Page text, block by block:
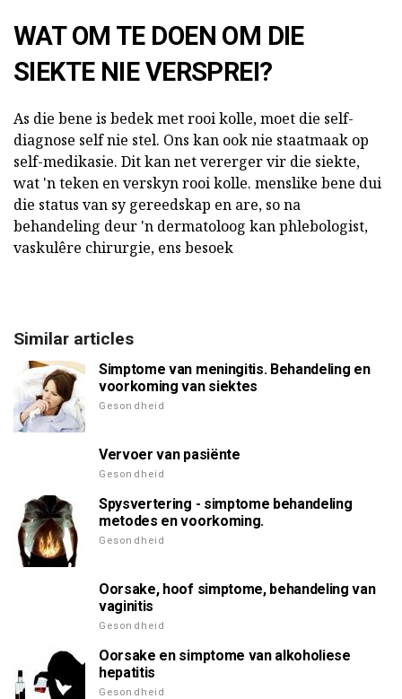
WAT OM TE DOEN OM DIE
SIEKTE NIE VERSPREI?
As die bene is bedek met rooi kolle, moet die self-
diagnose self nie stel. Ons kan ook nie staatmaak op
self-medikasie. Dit kan net vererger vir die siekte,
wat 'n teken en verskyn rooi kolle. menslike bene dui
die status van sy gereedskap en are, so na
behandeling deur 'n dermatoloog kan phlebologist,
vaskulêre chirurgie, ens besoek
Similar articles
Simptome van meningitis. Behandeling en
voorkoming van siektes
Gesondheid
Vervoer van pasiënte
Gesondheid
Spysvertering - simptome behandeling
metodes en voorkoming.
Gesondheid
Oorsake, hoof simptome, behandeling van
vaginitis
Gesondheid
Oorsake en simptome van alkoholiese
hepatitis
Gesondheid